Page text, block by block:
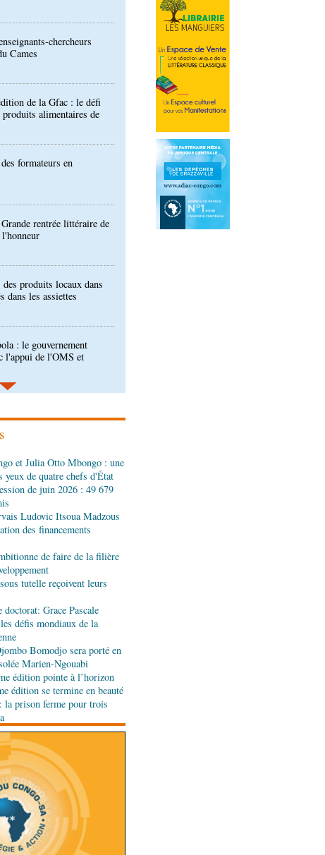
de la Gfac : le défi
alimentaires de
formateurs en
rentrée littéraire de
produits locaux dans
les assiettes
: le gouvernement
l'appui de l'OMS et
Leonie, nouvelle
1xBet Congo-
réalités du CHU-B
: Pierre Ngolo et
d’une collaboration
: les sanctions de
silencieuse pour le
accord signé à Pointe-
des produits forestiers
de gala se poursuit
anniversaire de la
Hugo Chávez :
au Congo célèbre
et Julia Otto Mbongo : une
yeux de quatre chefs d'État
de juin 2026 : 49 679
Ludovic Itsoua Madzous
des financements
de faire de la filière
tutelle reçoivent leurs
doctorat: Grace Pascale
défis mondiaux de la
Bomodjo sera porté en
Marien-Ngouabi
édition pointe à l’horizon
édition se termine en beauté
la prison ferme pour trois